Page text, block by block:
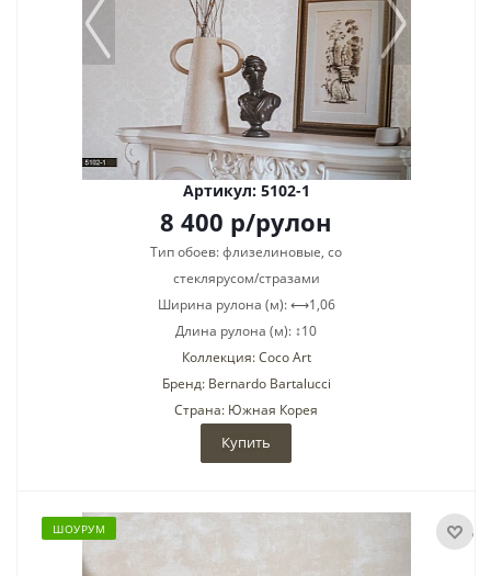
Артикул: 5102-1
8 400 р/рулон
Тип обоев: флизелиновые, со
стеклярусом/стразами
Ширина рулона (м): ⟷1,06
Длина рулона (м): ↕10
Коллекция: Coco Art
Бренд: Bernardo Bartalucci
Страна: Южная Корея
Купить
ШОУРУМ